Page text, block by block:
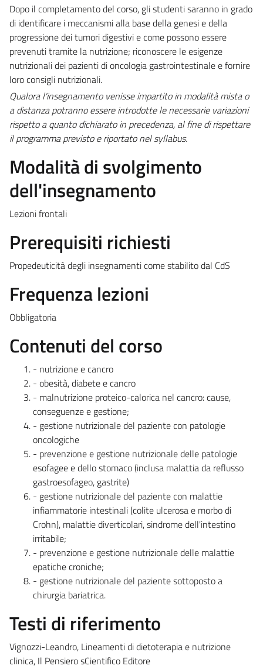
Dopo il completamento del corso, gli studenti saranno in grado
di identificare i meccanismi alla base della genesi e della
progressione dei tumori digestivi e come possono essere
prevenuti tramite la nutrizione; riconoscere le esigenze
nutrizionali dei pazienti di oncologia gastrointestinale e fornire
loro consigli nutrizionali.
Qualora l'insegnamento venisse impartito in modalità mista o
a distanza potranno essere introdotte le necessarie variazioni
rispetto a quanto dichiarato in precedenza, al fine di rispettare
il programma previsto e riportato nel syllabus.
Modalità di svolgimento
dell'insegnamento
Lezioni frontali
Prerequisiti richiesti
Propedeuticità degli insegnamenti come stabilito dal CdS
Frequenza lezioni
Obbligatoria
Contenuti del corso
- nutrizione e cancro
- obesità, diabete e cancro
- malnutrizione proteico-calorica nel cancro: cause,
conseguenze e gestione;
- gestione nutrizionale del paziente con patologie
oncologiche
- prevenzione e gestione nutrizionale delle patologie
esofagee e dello stomaco (inclusa malattia da reflusso
gastroesofageo, gastrite)
- gestione nutrizionale del paziente con malattie
infiammatorie intestinali (colite ulcerosa e morbo di
Crohn), malattie diverticolari, sindrome dell'intestino
irritabile;
- prevenzione e gestione nutrizionale delle malattie
epatiche croniche;
- gestione nutrizionale del paziente sottoposto a
chirurgia bariatrica.
Testi di riferimento
Vignozzi-Leandro, Lineamenti di dietoterapia e nutrizione
clinica, Il Pensiero sCientifico Editore